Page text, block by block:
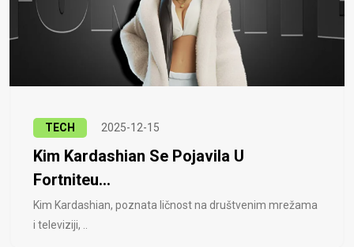
TECH 2025-12-15
Kim Kardashian Se Pojavila U
Fortniteu...
Kim Kardashian, poznata ličnost na društvenim mrežama
i televiziji, ..